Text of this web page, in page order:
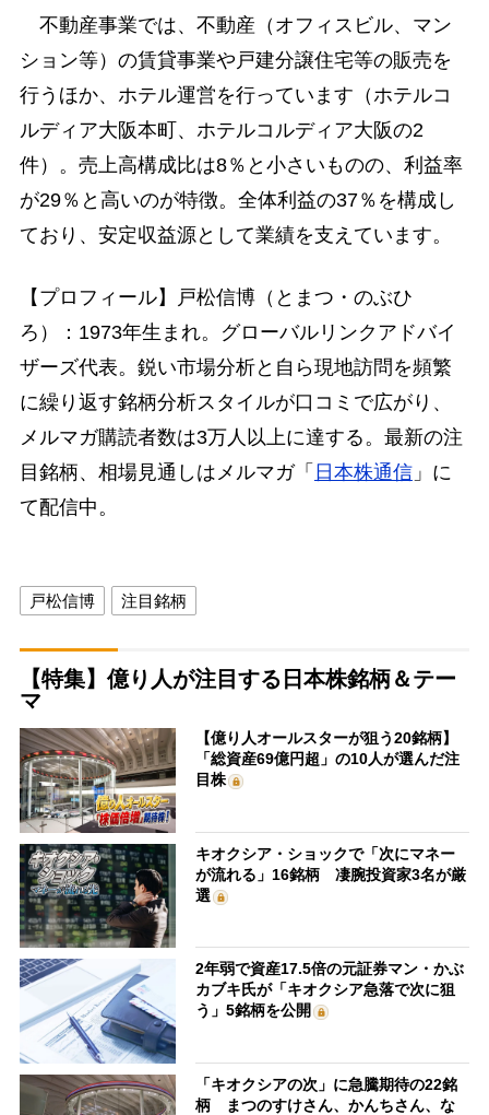
不動産事業では、不動産（オフィスビル、マン
ション等）の賃貸事業や戸建分譲住宅等の販売を
行うほか、ホテル運営を行っています（ホテルコ
ルディア大阪本町、ホテルコルディア大阪の2
件）。売上高構成比は8％と小さいものの、利益率
が29％と高いのが特徴。全体利益の37％を構成し
ており、安定収益源として業績を支えています。
【プロフィール】戸松信博（とまつ・のぶひ
ろ）：1973年生まれ。グローバルリンクアドバイ
ザーズ代表。鋭い市場分析と自ら現地訪問を頻繁
に繰り返す銘柄分析スタイルが口コミで広がり、
メルマガ購読者数は3万人以上に達する。最新の注
目銘柄、相場見通しはメルマガ「 日本株通信」に
て配信中。
戸松信博 注目銘柄
【特集】億り人が注目する日本株銘柄＆テー
マ
【億り人オールスターが狙う20銘柄】
「総資産69億円超」の10人が選んだ注
目株
キオクシア・ショックで「次にマネー
が流れる」16銘柄 凄腕投資家3名が厳
選
2年弱で資産17.5倍の元証券マン・かぶ
カブキ氏が「キオクシア急落で次に狙
う」5銘柄を公開
「キオクシアの次」に急騰期待の22銘
柄 まつのすけさん、かんちさん、な